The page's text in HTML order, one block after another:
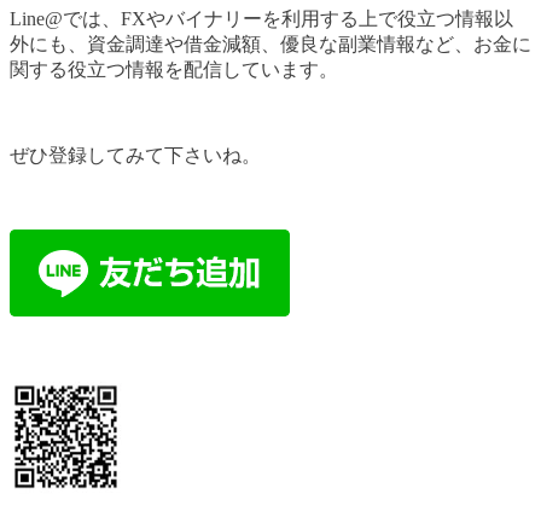
Line@では、FXやバイナリーを利用する上で役立つ情報以
外にも、資金調達や借金減額、優良な副業情報など、お金に
関する役立つ情報を配信しています。
ぜひ登録してみて下さいね。